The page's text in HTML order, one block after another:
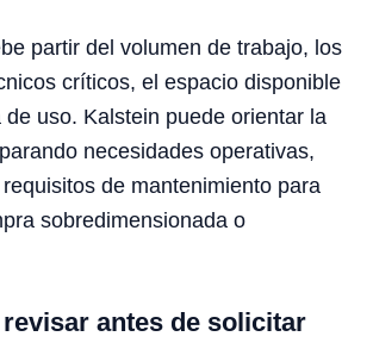
partir del volumen de trabajo, los
críticos, el espacio disponible
uso. Kalstein puede orientar la
necesidades operativas,
de mantenimiento para
sobredimensionada o
revisar antes de solicitar